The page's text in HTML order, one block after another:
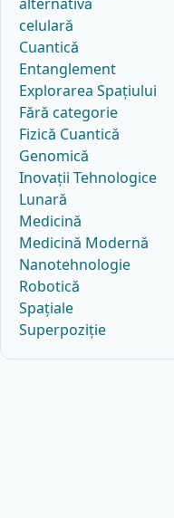
celulară
Cuantică
Entanglement
Explorarea Spațiului
Fără categorie
Fizică Cuantică
Genomică
Inovații Tehnologice
Lunară
Medicină
Medicină Modernă
Nanotehnologie
Robotică
Spațiale
Superpoziție